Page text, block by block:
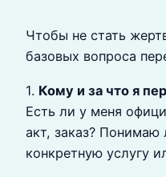
Чтобы не стать
базовых вопроса
1. Кому и за что я
Есть ли у меня
акт, заказ? Понимаю
конкретную услугу